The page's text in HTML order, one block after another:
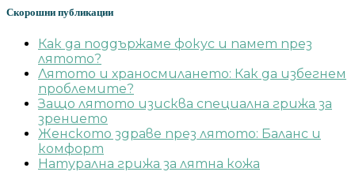
Скорошни публикации
Как да поддържаме фокус и памет през
лятото?
Лятото и храносмилането: Как да избегнем
проблемите?
Защо лятото изисква специална грижа за
зрението
Женското здраве през лятото: Баланс и
комфорт
Натурална грижа за лятна кожа